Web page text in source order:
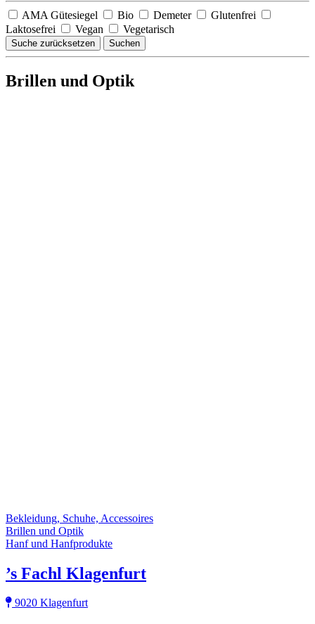
AMA Gütesiegel Bio Demeter
Glutenfrei
Laktosefrei
Vegan Vegetarisch
Suche zurücksetzen Suchen
Brillen und Optik
Bekleidung, Schuhe, Accessoires
Brillen und Optik
Hanf und Hanfprodukte
’s Fachl Klagenfurt
9020 Klagenfurt